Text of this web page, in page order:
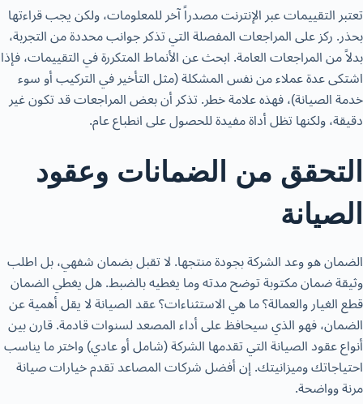
تعتبر التقييمات عبر الإنترنت مصدراً آخر للمعلومات، ولكن يجب قراءتها
بحذر. ركز على المراجعات المفصلة التي تذكر جوانب محددة من التجربة،
بدلاً من المراجعات العامة. ابحث عن الأنماط المتكررة في التقييمات، فإذا
اشتكى عدة عملاء من نفس المشكلة (مثل التأخير في التركيب أو سوء
خدمة الصيانة)، فهذه علامة خطر. تذكر أن بعض المراجعات قد تكون غير
دقيقة، ولكنها تظل أداة مفيدة للحصول على انطباع عام.
التحقق من الضمانات وعقود
الصيانة
الضمان هو وعد الشركة بجودة منتجها. لا تقبل بضمان شفهي، بل اطلب
وثيقة ضمان مكتوبة توضح مدته وما يغطيه بالضبط. هل يغطي الضمان
قطع الغيار والعمالة؟ ما هي الاستثناءات؟ عقد الصيانة لا يقل أهمية عن
الضمان، فهو الذي سيحافظ على أداء المصعد لسنوات قادمة. قارن بين
أنواع عقود الصيانة التي تقدمها الشركة (شامل أو عادي) واختر ما يناسب
احتياجاتك وميزانيتك. إن أفضل شركات المصاعد تقدم خيارات صيانة
مرنة وواضحة.